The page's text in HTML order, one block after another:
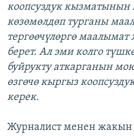
коопсуздук кызматынын
көзөмөлдөп турганы
тергөөчүлөргө
берет. Ал эми колго
буйрукту аткарганын
өзгөчө кыргыз
керек.
Журналист менен жакын